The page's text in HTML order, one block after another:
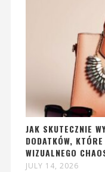
JAK SKUTECZNIE
DODATKÓW,
WIZUALNEGO
JULY 14, 2026